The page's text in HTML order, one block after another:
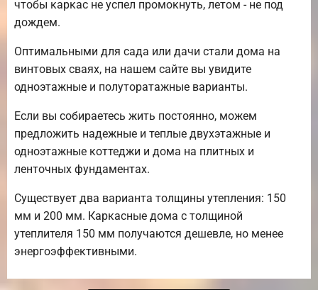
чтобы каркас не успел промокнуть, летом - не под
дождем.
Оптимальными для сада или дачи стали дома на
винтовых сваях, на нашем сайте вы увидите
одноэтажные и полуторатажные варианты.
Если вы собираетесь жить постоянно, можем
предложить надежные и теплые двухэтажные и
одноэтажные коттеджи и дома на плитных и
ленточных фундаментах.
Существует два варианта толщины утепления: 150
мм и 200 мм. Каркасные дома с толщиной
утеплителя 150 мм получаются дешевле, но менее
энергоэффективными.